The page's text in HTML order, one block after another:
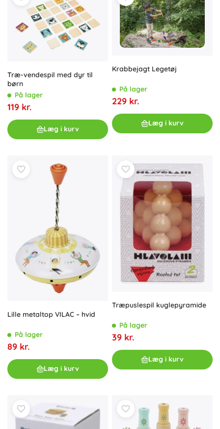
Træ-vendespil med dyr til
børn
På lager
119 kr.
Læg i kurv
Krabbejagt Legetøj
På lager
229 kr.
Læg i kurv
Lille metaltop VILAC – hvid
På lager
89 kr.
Læg i kurv
Træpuslespil kuglepyramide
På lager
39 kr.
Læg i kurv